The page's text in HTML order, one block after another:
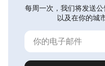
每周一次，我们将发送公
以及在你的城